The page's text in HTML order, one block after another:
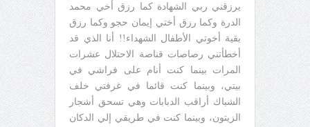
يرزقني ربي الشهادة كما رزق أخي محمد
الدرة وكما رزق أختي إيمان حجو وكما رزق
بقية أخوتي الأطفال الشهداء!! أنا الذي قد
أخطأتني رصاصات قناصة الاحتلال عشرات
المرات بينما كنت أنام على فراشي في
بيتي، وبينما كنت قائما في غرفتي خلف
الشباك أراقب الدبابات وهي تسحق أشجار
الزيتون، وبينما كنت في طريقي إلي الدكان